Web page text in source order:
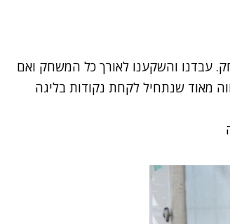
עבדנו והשקענו לאורך כל המשחק ואם
מאוד שנתחיל לקחת נקודות בליגה